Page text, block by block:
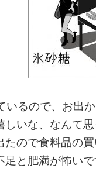
るので、お出
しいな、なんて
たので食料品の
と肥満が怖いで